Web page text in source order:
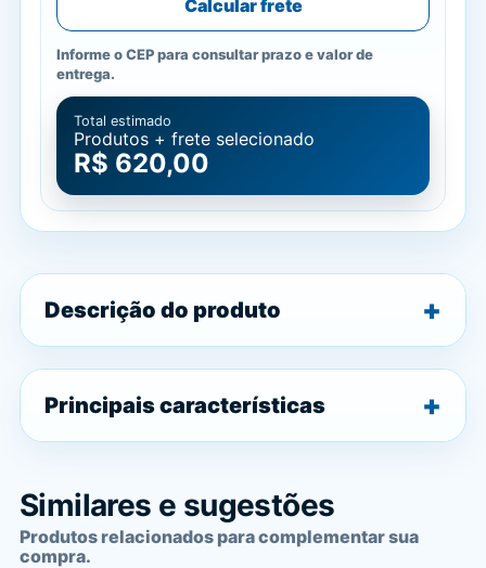
Calcular frete
Informe o CEP para consultar prazo e valor de
entrega.
Total estimado
Produtos + frete selecionado
R$ 620,00
Descrição do produto
Principais características
Similares e sugestões
Produtos relacionados para complementar sua
compra.